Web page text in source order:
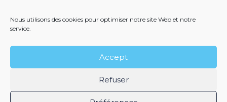
Nous utilisons des cookies pour optimiser notre site Web et notre
service.
Accept
Refuser
Principale
VEILLE LÉGALE ET RÉGLEMENTAIRE
NOUS REJOINDRE
CONTACT
MENTIONS LÉGALES